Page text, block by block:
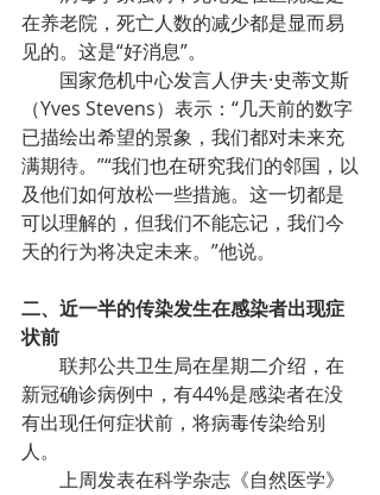
在养老院，死亡人数的减少都是显而易
见的。这是“好消息”。
国家危机中心发言人伊夫·史蒂文斯
（Yves Stevens）表示：“几天前的数字
已描绘出希望的景象，我们都对未来充
满期待。”“我们也在研究我们的邻国，以
及他们如何放松一些措施。这一切都是
可以理解的，但我们不能忘记，我们今
天的行为将决定未来。”他说。
二、近一半的传染发生在感染者出现症
状前
联邦公共卫生局在星期二介绍，在
新冠确诊病例中，有44%是感染者在没
有出现任何症状前，将病毒传染给别
人。
上周发表在科学杂志《自然医学》